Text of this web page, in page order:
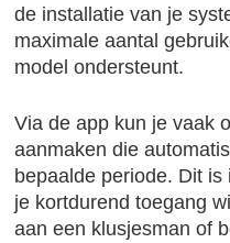
de installatie van je
maximale aantal
model ondersteunt.
Via de app kun je vaak
aanmaken die
bepaalde periode. Dit
je kortdurend toegang
aan een klusjesman of